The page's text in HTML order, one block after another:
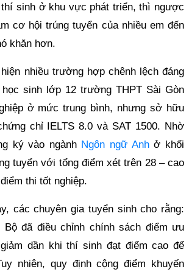
sinh ở khu vực phát triển, thì ngược
cơ hội trúng tuyển của nhiều em đến
khăn hơn.
nhiều trường hợp chênh lệch đáng
sinh lớp 12 trường THPT Sài Gòn
ở mức trung bình, nhưng sở hữu
chỉ IELTS 8.0 và SAT 1500. Nhờ
ký vào ngành Ngôn ngữ Anhở khối
tuyển với tổng điểm xét trên 28 – cao
thi tốt nghiệp.
các chuyên gia tuyển sinh cho rằng:
Bộ đã điều chỉnh chính sách điểm ưu
dần khi thí sinh đạt điểm cao để
nhiên, quy định cộng điểm khuyến